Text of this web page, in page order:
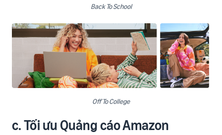
Back To School
Off To College
c. Tối ưu Quảng cáo Amazon